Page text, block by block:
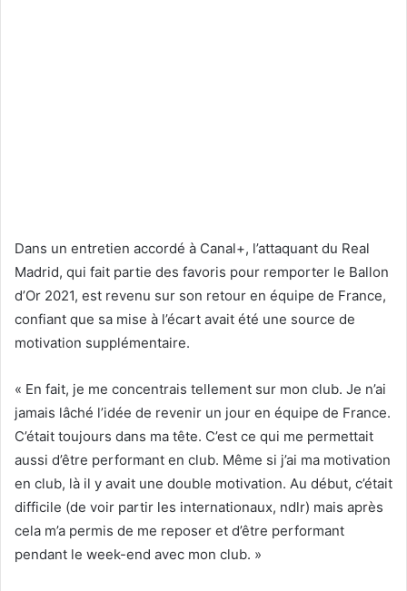
Dans un entretien accordé à Canal+, l’attaquant du Real
Madrid, qui fait partie des favoris pour remporter le Ballon
d’Or 2021, est revenu sur son retour en équipe de France,
confiant que sa mise à l’écart avait été une source de
motivation supplémentaire.
« En fait, je me concentrais tellement sur mon club. Je n’ai
jamais lâché l’idée de revenir un jour en équipe de France.
C’était toujours dans ma tête. C’est ce qui me permettait
aussi d’être performant en club. Même si j’ai ma motivation
en club, là il y avait une double motivation. Au début, c’était
difficile (de voir partir les internationaux, ndlr) mais après
cela m’a permis de me reposer et d’être performant
pendant le week-end avec mon club. »